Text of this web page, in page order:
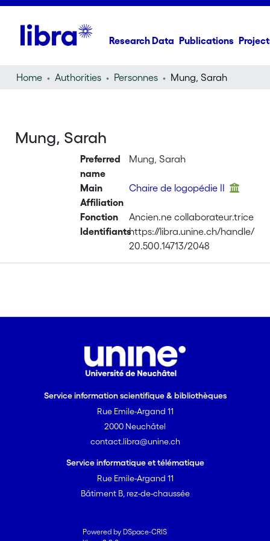
Research Data Publications
Home Authorities Personnes Mung, Sarah
Mung, Sarah
Preferred
name
Mung, Sarah
Main
Affiliation
Chaire de logopédie II
Fonction
Ancien.ne collaborateur.trice
Identifiantshttps://libra.unine.ch/handle/
20.500.14713/2048
Service information scientifique & bibliothèques
Rue Emile-Argand 11
2000 Neuchâtel
contact.libra@unine.ch
Service informatique et télématique
Rue Emile-Argand 11
Bâtiment B, rez-de-chaussée
Powered by DSpace-CRIS